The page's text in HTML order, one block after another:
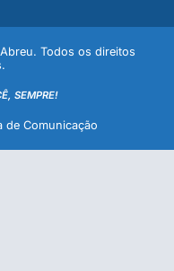
Todos os direitos
SEMPRE!
de Comunicação